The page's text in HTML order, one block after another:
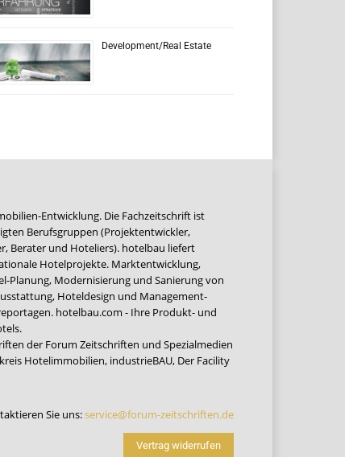
Development/Real Estate
Entwicklung. Die Fachzeitschrift ist
Berufsgruppen (Projektentwickler,
Berater und Hoteliers). hotelbau liefert
Hotelprojekte. Marktentwicklung,
Planung, Modernisierung und Sanierung von
Hoteldesign und Management-
hotelbau.com - Ihre Produkt- und
der Forum Zeitschriften und Spezialmedien
Hotelimmobilien, industrieBAU, Der Facility
Sie uns:service@forum-zeitschriften.de
Vertrag widerrufen